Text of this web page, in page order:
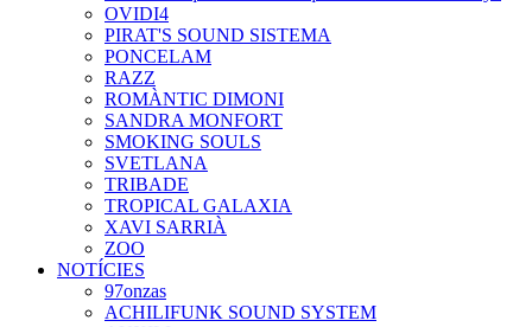
OVIDI4
PIRAT'S SOUND SISTEMA
PONCELAM
RAZZ
ROMÀNTIC DIMONI
SANDRA MONFORT
SMOKING SOULS
SVETLANA
TRIBADE
TROPICAL GALAXIA
XAVI SARRIÀ
ZOO
NOTÍCIES
97onzas
ACHILIFUNK SOUND SYSTEM